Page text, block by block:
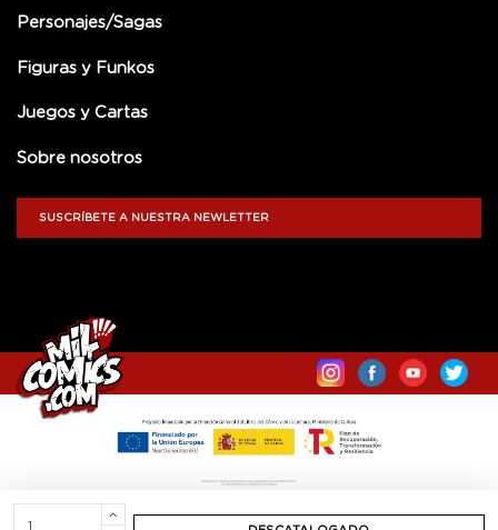
Personajes/Sagas
Figuras y Funkos
Juegos y Cartas
Sobre nosotros
SUSCRÍBETE A NUESTRA NEWLETTER